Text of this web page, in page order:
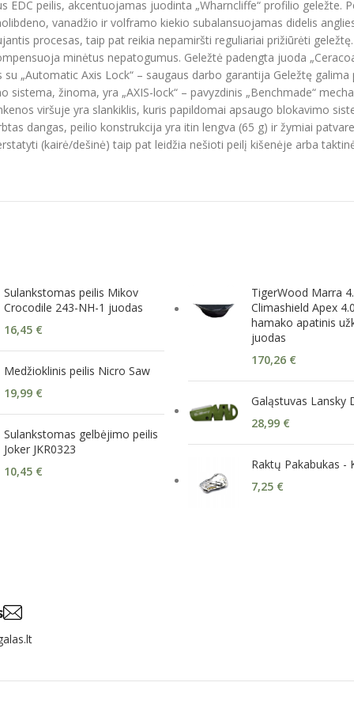
EDC peilis, akcentuojamas juodinta „Wharncliffe“ profilio geležte.
vanadžio ir volframo kiekio subalansuojamas didelis
procesas, taip pat reikia nepamiršti reguliariai prižiūrėti
minėtus nepatogumus. Geležtė padengta juoda
„Automatic Axis Lock“ – saugaus darbo garantija Geležtę
žinoma, yra „AXIS-lock“ – pavyzdinis „Benchmade“
viršuje yra slankiklis, kuris papildomai apsaugo blokavimo
dangas, peilio konstrukcija yra itin lengva (65 g) ir žymiai
(kairė/dešinė) taip pat leidžia nešioti peilį kišenėje arba
Sulankstomas peilis Mikov
Crocodile 243-NH-1 juodas
16,45 €
Medžioklinis peilis Nicro Saw
19,99 €
Sulankstomas gelbėjimo peilis
Joker JKR0323
10,45 €
TigerWood Marra
Climashield Apex
hamako apatinis
juodas
170,26 €
Galąstuvas Lansky
28,99 €
Raktų Pakabukas -
7,25 €